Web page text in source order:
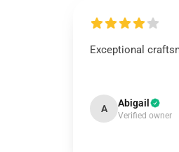
Exceptional
A Abigail
Verified owner